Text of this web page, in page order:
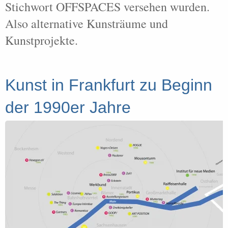
Stichwort OFFSPACES versehen wurden.
Also alternative Kunsträume und
Kunstprojekte.
Kunst in Frankfurt zu Beginn
der 1990er Jahre